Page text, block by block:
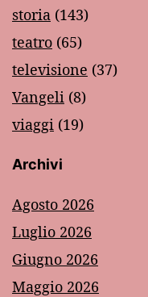
storia (143)
teatro (65)
televisione (37)
Vangeli (8)
viaggi (19)
Archivi
Agosto 2026
Luglio 2026
Giugno 2026
Maggio 2026